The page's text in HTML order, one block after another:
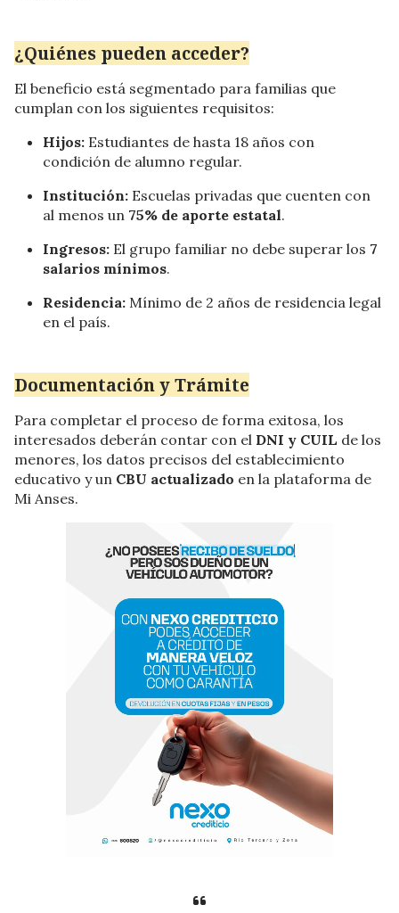
¿Quiénes pueden acceder?
El beneficio está segmentado para familias que
cumplan con los siguientes requisitos:
Hijos: Estudiantes de hasta 18 años con
condición de alumno regular.
Institución: Escuelas privadas que cuenten con
al menos un 75% de aporte estatal.
Ingresos: El grupo familiar no debe superar los 7
salarios mínimos.
Residencia: Mínimo de 2 años de residencia legal
en el país.
Documentación y Trámite
Para completar el proceso de forma exitosa, los
interesados deberán contar con el DNI y CUIL de los
menores, los datos precisos del establecimiento
educativo y un CBU actualizado en la plataforma de
Mi Anses.